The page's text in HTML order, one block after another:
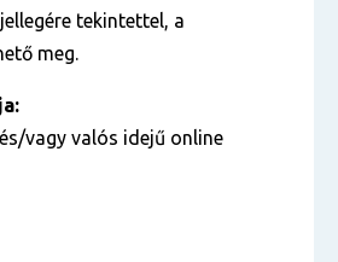
tekintettel, a
meg.
vagy valós idejű online